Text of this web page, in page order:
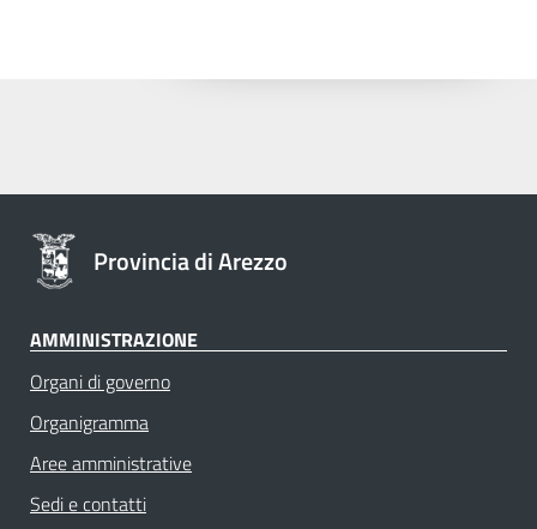
Provincia di Arezzo
AMMINISTRAZIONE
Organi di governo
Organigramma
Aree amministrative
Sedi e contatti